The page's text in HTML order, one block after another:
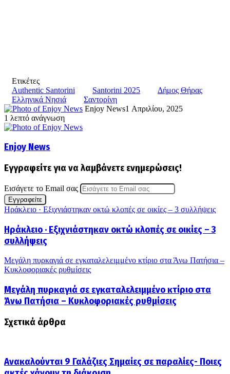
Ετικέτες
Authentic Santorini
Santorini 2025
Δήμος Θήρας
Ελληνικά Νησιά
Σαντορίνη
Enjoy News1 Απριλίου, 2025
1 λεπτό ανάγνωση
Enjoy News
Εγγραφείτε για να λαμβάνετε ενημερώσεις!
Εισάγετε το Email σας
Ηράκλειο · Εξιχνιάστηκαν οκτώ κλοπές σε οικίες – 3 συλλήψεις
Ηράκλειο · Εξιχνιάστηκαν οκτώ κλοπές σε οικίες – 3
συλλήψεις
Μεγάλη πυρκαγιά σε εγκαταλελειμμένο κτίριο στα Άνω Πατήσια –
Κυκλοφοριακές ρυθμίσεις
Μεγάλη πυρκαγιά σε εγκαταλελειμμένο κτίριο στα
Άνω Πατήσια – Κυκλοφοριακές ρυθμίσεις
Σχετικά άρθρα
Ανακαλούνται 9 Γαλάζιες Σημαίες σε παραλίες- Ποιες